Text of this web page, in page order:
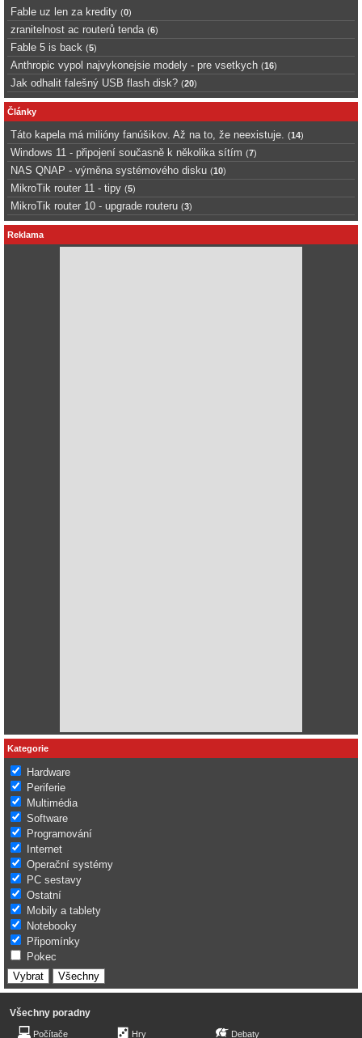
Fable uz len za kredity (0)
zranitelnost ac routerů tenda (6)
Fable 5 is back (5)
Anthropic vypol najvykonejsie modely - pre vsetkych (16)
Jak odhalit falešný USB flash disk? (20)
Články
Táto kapela má milióny fanúšikov. Až na to, že neexistuje. (14)
Windows 11 - připojení současně k několika sítím (7)
NAS QNAP - výměna systémového disku (10)
MikroTik router 11 - tipy (5)
MikroTik router 10 - upgrade routeru (3)
Reklama
Kategorie
Hardware
Periferie
Multimédia
Software
Programování
Internet
Operační systémy
PC sestavy
Ostatní
Mobily a tablety
Notebooky
Připomínky
Pokec
Všechny poradny
Počítače Hry Debaty